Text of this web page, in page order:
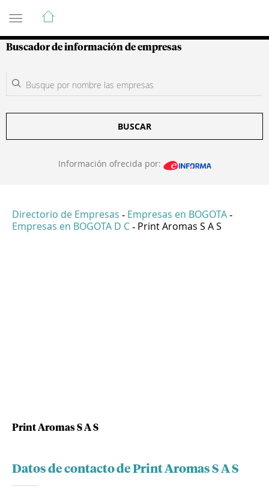
Guía de Empresas Colombianas
Buscador de información de empresas
BUSCAR
Información ofrecida por:
Directorio de Empresas - Empresas en BOGOTA -
Empresas en BOGOTA D C - Print Aromas S A S
Print Aromas S A S
Datos de contacto de Print Aromas S A S